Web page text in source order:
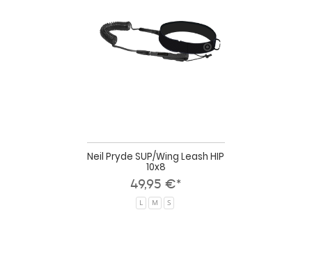
Neil Pryde SUP/Wing Leash HIP
10x8
49,95 €*
L M S